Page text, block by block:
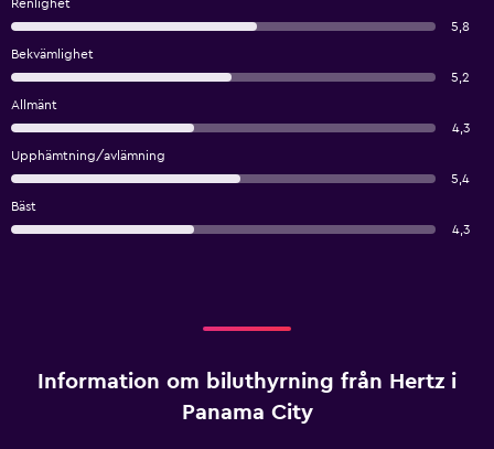
Renlighet
5,8
Bekvämlighet
5,2
Allmänt
4,3
Upphämtning/avlämning
5,4
Bäst
4,3
Information om biluthyrning från Hertz i
Panama City